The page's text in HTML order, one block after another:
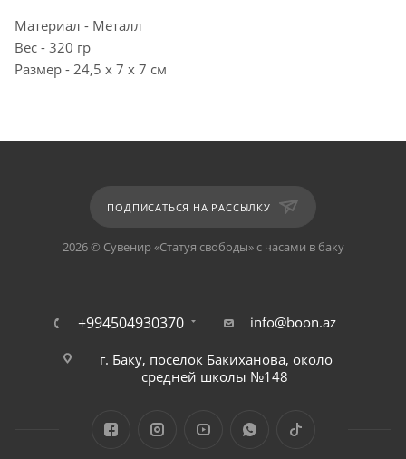
Материал - Металл
Вес - 320 гр
Размер - 24,5 х 7 х 7 см
ПОДПИСАТЬСЯ НА РАССЫЛКУ
2026 © Сувенир «Статуя свободы» с часами в баку
+994504930370 info@boon.az
г. Баку, посёлок Бакиханова, около
средней школы №148